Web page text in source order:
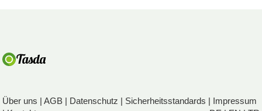
Über uns |AGB | Datenschutz | Sicherheitsstandards | Impressum